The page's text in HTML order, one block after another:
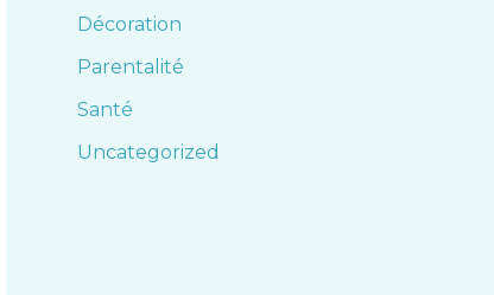
Décoration
Parentalité
Santé
Uncategorized